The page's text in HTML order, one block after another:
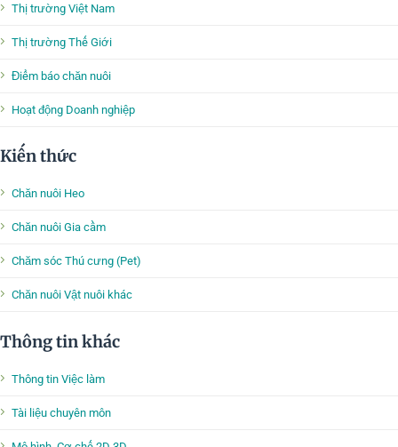
Thị trường Việt Nam
Thị trường Thế Giới
Điểm báo chăn nuôi
Hoạt động Doanh nghiệp
Kiến thức
Chăn nuôi Heo
Chăn nuôi Gia cầm
Chăm sóc Thú cưng (Pet)
Chăn nuôi Vật nuôi khác
Thông tin khác
Thông tin Việc làm
Tài liệu chuyên môn